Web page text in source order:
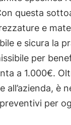
questa
e
e sicura la
per
a 1.000€.
all’azienda, è
per